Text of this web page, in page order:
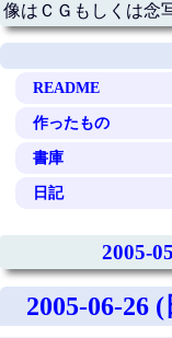
像はＣＧもしくは念
README
作ったもの
書庫
日記
2005-05
2005-06-26 (